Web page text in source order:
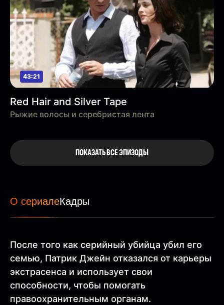
43:21
Red Hair and Silver Tape
Рыжие волосы и серебристая лента
ПОКАЗАТЬ ВСЕ ЭПИЗОДЫ
О сериалеКадры
После того как серийный убийца убил его
семью, Патрик Джейн отказался от карьеры
экстрасенса и использует свои
способности, чтобы помогать
правоохранительным органам.